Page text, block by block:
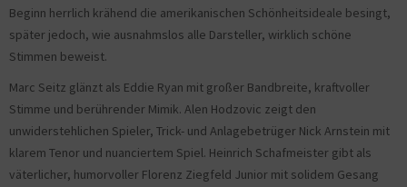
Beginn herrlich krähend die amerikanischen Schönheitsideale besingt,
später jedoch, wie ausnahmslos alle Darsteller, wirklich schöne
Stimmen beweist.
Marc Seitz glänzt als Eddie Ryan mit großer Bandbreite, kraftvoller
Stimme und berührender Mimik. Alen Hodzovic zeigt den
unwiderstehlichen Spieler, Trick- und Anlagebetrüger Nick Arnstein mit
klarem Tenor und nuanciertem Spiel. Heinrich Schafmeister gibt als
väterlicher, humorvoller Florenz Ziegfeld Junior mit solidem Gesang